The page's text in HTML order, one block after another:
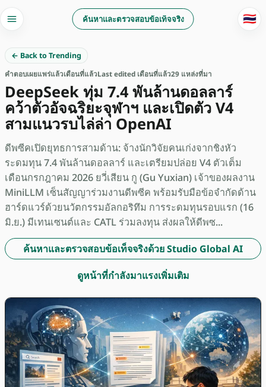
ค้นหาและตรวจสอบข้อเท็จจริง 🇹🇭
← Back to Trending
คำตอบเผยแพร่แล้วเดือนที่แล้วLast edited เดือนที่แล้ว29 แหล่งที่มา
DeepSeek ทุ่ม 7.4 พันล้านดอลลาร์
คว้าตัวอัจฉริยะจุฬาฯ และเปิดตัว V4
สามแนวรบไล่ล่า OpenAI
ดีพซีคเปิดยุทธการสามด้าน: จ้างนักวิจัยคนเก่งจากชิงหัว
ระดมทุน 7.4 พันล้านดอลลาร์ และเตรียมปล่อย V4 ตัวเต็ม
เดือนกรกฎาคม 2026 ยวี่เสียน กู (Gu Yuxian) เจ้าของผลงาน
MiniLLM เซ็นสัญญาร่วมงานดีพซีค พร้อมรับมือข้อจำกัดด้าน
ฮาร์ดแวร์ด้วยนวัตกรรมอัลกอริทึม การระดมทุนรอบแรก (16
มิ.ย.) มีเทนเซนต์และ CATL ร่วมลงทุน ส่งผลให้ดีพซ...
ค้นหาและตรวจสอบข้อเท็จจริงด้วย Studio Global AI
ดูหน้าที่กำลังมาแรงเพิ่มเติม